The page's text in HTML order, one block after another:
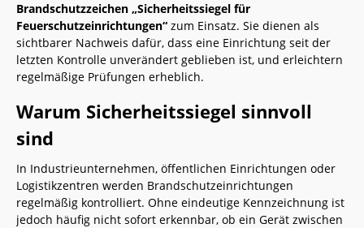
Brandschutzzeichen „Sicherheitssiegel für
Feuerschutzeinrichtungen“ zum Einsatz. Sie dienen als
sichtbarer Nachweis dafür, dass eine Einrichtung seit der
letzten Kontrolle unverändert geblieben ist, und erleichtern
regelmäßige Prüfungen erheblich.
Warum Sicherheitssiegel sinnvoll
sind
In Industrieunternehmen, öffentlichen Einrichtungen oder
Logistikzentren werden Brandschutzeinrichtungen
regelmäßig kontrolliert. Ohne eindeutige Kennzeichnung ist
jedoch häufig nicht sofort erkennbar, ob ein Gerät zwischen